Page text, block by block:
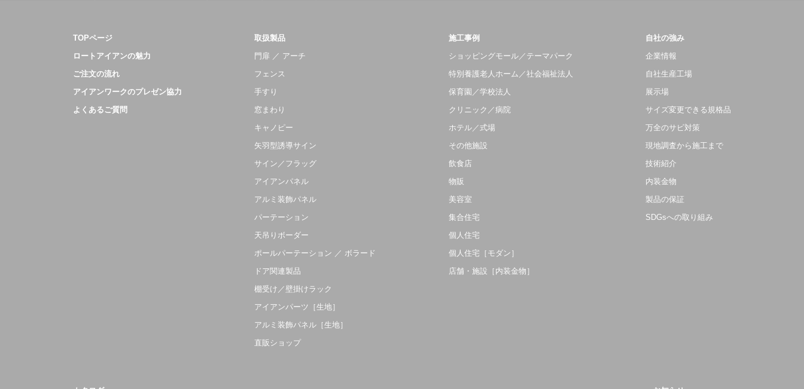
TOPページ
ロートアイアンの魅力
ご注文の流れ
アイアンワークのプレゼン協力
よくあるご質問
取扱製品
門扉 ／ アーチ
フェンス
手すり
窓まわり
キャノピー
矢羽型誘導サイン
サイン／フラッグ
アイアンパネル
アルミ装飾パネル
パーテーション
天吊りボーダー
ポールパーテーション ／ ボラード
ドア関連製品
棚受け／壁掛けラック
アイアンパーツ［生地］
アルミ装飾パネル［生地］
直販ショップ
施工事例
ショッピングモール／テーマパーク
特別養護老人ホーム／社会福祉法人
保育園／学校法人
クリニック／病院
ホテル／式場
その他施設
飲食店
物販
美容室
集合住宅
個人住宅
個人住宅［モダン］
店舗・施設［内装金物］
自社の強み
企業情報
自社生産工場
展示場
サイズ変更できる規格品
万全のサビ対策
現地調査から施工まで
技術紹介
内装金物
製品の保証
SDGsへの取り組み